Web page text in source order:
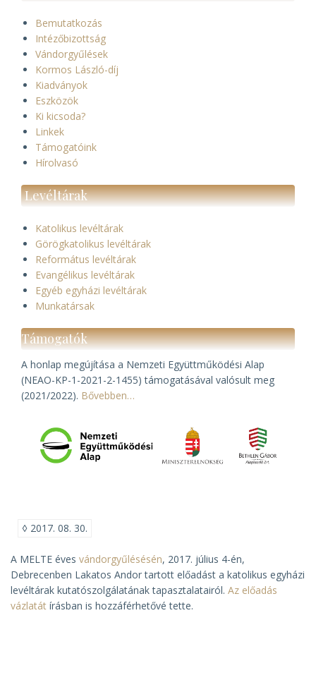
Bemutatkozás
Intézőbizottság
Vándorgyűlések
Kormos László-díj
Kiadványok
Eszközök
Ki kicsoda?
Linkek
Támogatóink
Hírolvasó
Levéltárak
Katolikus levéltárak
Görögkatolikus levéltárak
Református levéltárak
Evangélikus levéltárak
Egyéb egyházi levéltárak
Munkatársak
Támogatók
A honlap megújítása a Nemzeti Együttműködési Alap
(NEAO-KP-1-2021-2-1455) támogatásával valósult meg
(2021/2022). Bővebben…
◊ 2017. 08. 30.
A MELTE éves vándorgyűlésésén, 2017. július 4-én,
Debrecenben Lakatos Andor tartott előadást a katolikus egyházi
levéltárak kutatószolgálatának tapasztalatairól. Az előadás
vázlatát írásban is hozzáférhetővé tette.